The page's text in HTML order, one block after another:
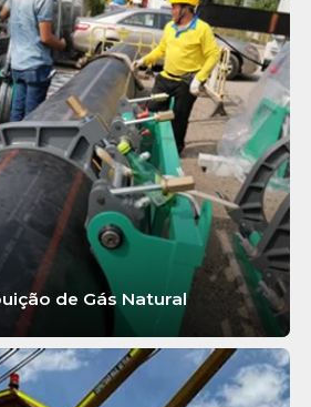
de Gás Natural